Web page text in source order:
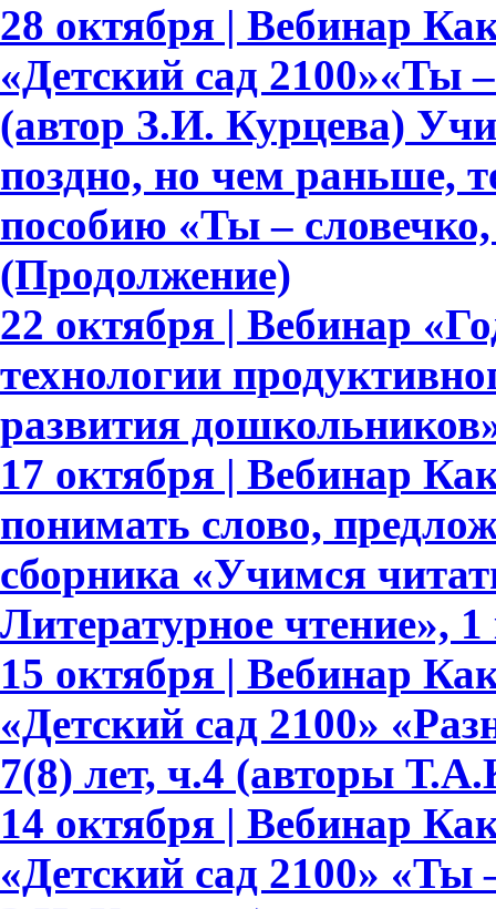
28 октября | Вебинар
«Детский сад 2100»«Ты
(автор З.И. Курцева)
поздно, но чем раньше,
пособию «Ты –
(Продолжение)
22 октября | Вебинар
технологии
развития
17 октября | Вебинар
понимать слово,
сборника «Учимся
Литературное чтение», 1
15 октября | Вебинар
«Детский сад 2100»
7(8) лет, ч.4 (авторы
14 октября | Вебинар
«Детский сад 2100» «Ты